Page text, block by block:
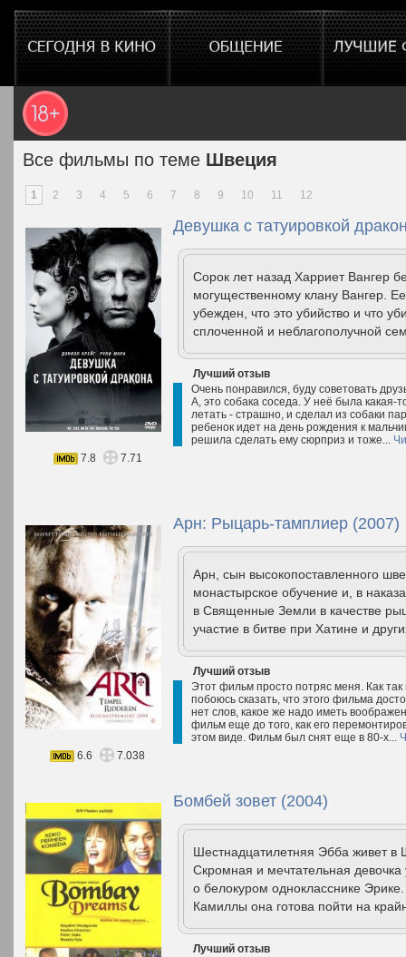
Все фильмы по теме Швеция
1 2 3 4 5 6 7 8 9 10 11 12
Девушка с татуировкой
Сорок лет назад Харриет Вангер
могущественному клану Вангер.
убежден, что это убийство и что
сплоченной и неблагополучной
Лучший отзыв
Очень понравился, буду советовать
А, это собака соседа. У неё была какая-
летать - страшно, и сделал из собаки
ребенок идет на день рождения к
решила сделать ему сюрприз и тоже...
7.8
7.71
Арн: Рыцарь-тамплиер (2007)
Арн, сын высокопоставленного
монастырское обучение и, в
в Священные Земли в качестве
участие в битве при Хатине и
Лучший отзыв
Этот фильм просто потряс меня. Как
побоюсь сказать, что этого фильма
нет слов, какое же надо иметь
фильм еще до того, как его
этом виде. Фильм был снят еще в 80-х...
6.6
7.038
Бомбей зовет (2004)
Шестнадцатилетняя Эбба живет
Скромная и мечтательная
о белокуром однокласснике
Камиллы она готова пойти на
Лучший отзыв